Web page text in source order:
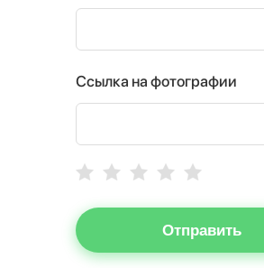
Ссылка на фотографии
Отправить